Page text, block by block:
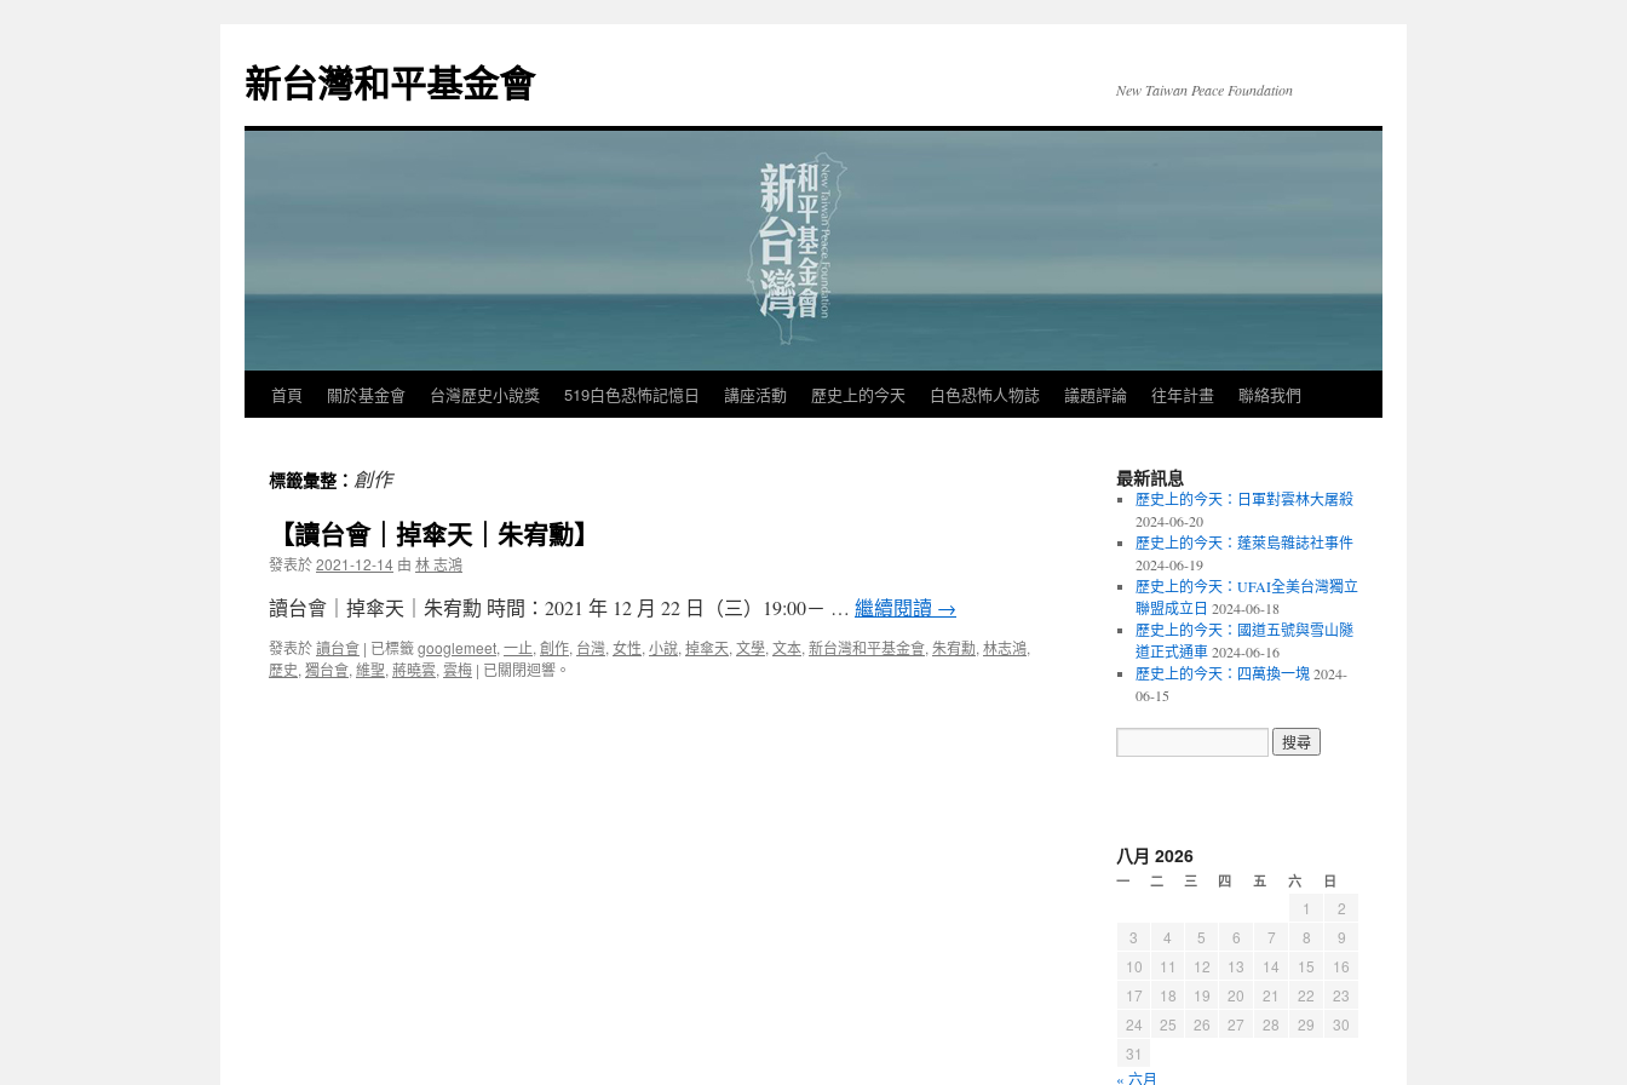
新台灣和平基金會 New Taiwan Peace Foundation
首頁 關於基金會 台灣歷史小說獎 519白色恐怖記憶日 講座活動 歷史上的今天 白色恐怖人物誌 議題評論 往年計畫 聯絡我們
標籤彙整： 創作
【讀台會｜掉傘天｜朱宥勳】
發表於2021-12-14 由 林 志鴻
讀台會｜掉傘天｜朱宥勳 時間：2021 年 12 月 22 日（三）19:00－ … 繼續閱讀 →
發表於讀台會 | 已標籤googlemeet, 一止, 創作, 台灣, 女性, 小說, 掉傘天, 文學, 文本, 新台灣和平基金會, 朱宥勳, 林志鴻,
歷史, 獨台會, 維聖, 蔣曉雲, 雲梅 | 已關閉迴響。
最新訊息
歷史上的今天：日軍對雲林大屠殺
2024-06-20
歷史上的今天：蓬萊島雜誌社事件
2024-06-19
歷史上的今天：UFAI全美台灣獨立
聯盟成立日 2024-06-18
歷史上的今天：國道五號與雪山隧
道正式通車 2024-06-16
歷史上的今天：四萬換一塊 2024-
06-15
八月 2026
一 二 三 四 五 六 日
« 六月
1
2
3
4 5 6 7 8
9
10
11 12 13 14 15
16
17
18 19 20 21 22
23
24
25 26 27 28 29
30
31